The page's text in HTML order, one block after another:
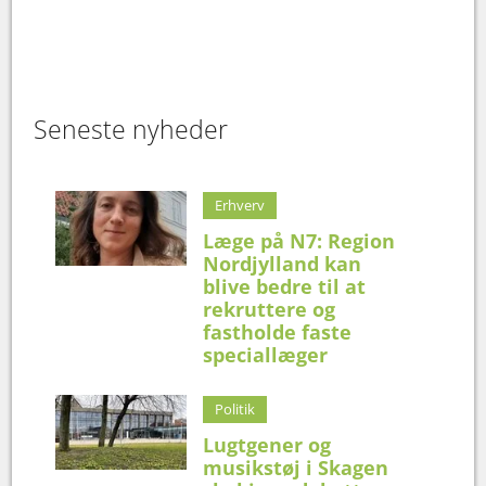
Seneste nyheder
Erhverv
Læge på N7: Region
Nordjylland kan
blive bedre til at
rekruttere og
fastholde faste
speciallæger
Politik
Lugtgener og
musikstøj i Skagen